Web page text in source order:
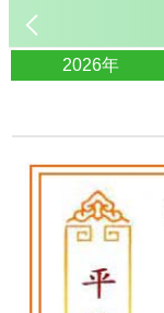
2026年